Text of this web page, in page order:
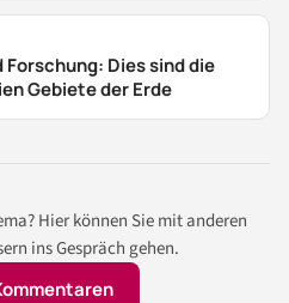
Dies sind die
Gebiete der Erde
Hier können Sie mit anderen
ins Gespräch gehen.